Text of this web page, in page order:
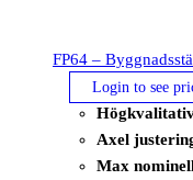
FP64 –
Login to see
Axel
Max